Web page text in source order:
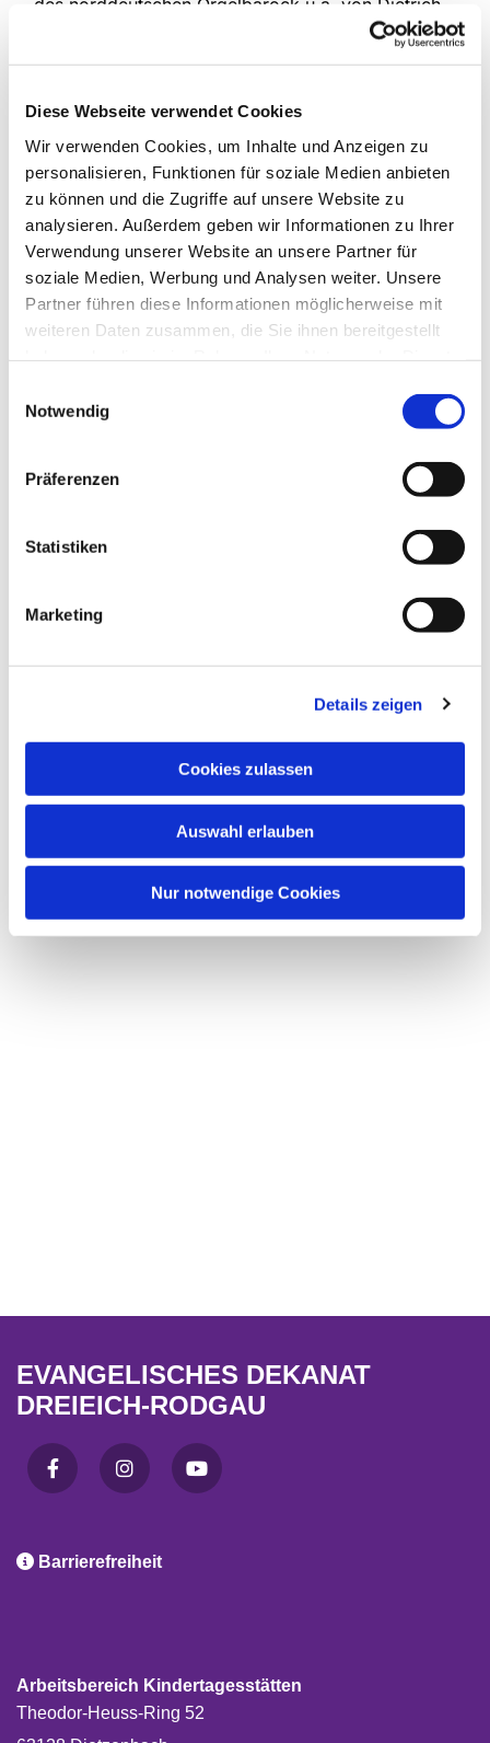
Diese Webseite verwendet Cookies
Wir verwenden Cookies, um Inhalte und Anzeigen zu
personalisieren, Funktionen für soziale Medien anbieten
zu können und die Zugriffe auf unsere Website zu
analysieren. Außerdem geben wir Informationen zu Ihrer
Verwendung unserer Website an unsere Partner für
soziale Medien, Werbung und Analysen weiter. Unsere
Partner führen diese Informationen möglicherweise mit
weiteren Daten zusammen, die Sie ihnen bereitgestellt
Notwendig
Präferenzen
Statistiken
Marketing
Details zeigen
Cookies zulassen
Auswahl erlauben
Nur notwendige Cookies
Buxtehude, Nicolaus Bruhns und Johann Sebastian
Die Orgelmusik zur Marktzeit ist Teil der
neue Orgel für die Stadtkirche“. Der Eintritt ist frei,
alle Spenden kommen der neuen Orgel zugute.
interessieren
EVANGELISCHES DEKANAT
DREIEICH-RODGAU
 Barrierefreiheit
Arbeitsbereich Kindertagesstätten
Theodor-Heuss-Ring 52